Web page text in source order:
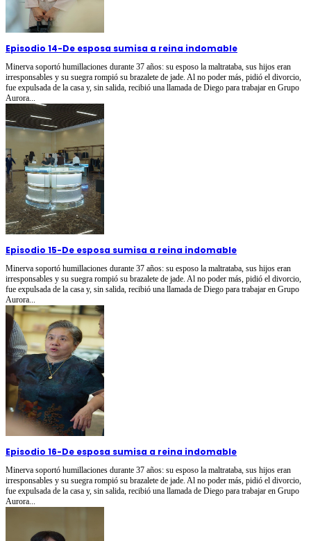
Episodio 14-De esposa sumisa a reina indomable
Minerva soportó humillaciones durante 37 años: su esposo la maltrataba, sus hijos eran
irresponsables y su suegra rompió su brazalete de jade. Al no poder más, pidió el divorcio,
fue expulsada de la casa y, sin salida, recibió una llamada de Diego para trabajar en Grupo
Aurora...
Episodio 15-De esposa sumisa a reina indomable
Minerva soportó humillaciones durante 37 años: su esposo la maltrataba, sus hijos eran
irresponsables y su suegra rompió su brazalete de jade. Al no poder más, pidió el divorcio,
fue expulsada de la casa y, sin salida, recibió una llamada de Diego para trabajar en Grupo
Aurora...
Episodio 16-De esposa sumisa a reina indomable
Minerva soportó humillaciones durante 37 años: su esposo la maltrataba, sus hijos eran
irresponsables y su suegra rompió su brazalete de jade. Al no poder más, pidió el divorcio,
fue expulsada de la casa y, sin salida, recibió una llamada de Diego para trabajar en Grupo
Aurora...